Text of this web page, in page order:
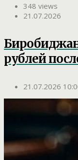
348 views
21.07.2026
рублей
21.07.2026